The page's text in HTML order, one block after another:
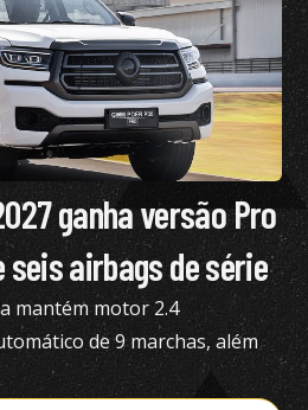
ganha versão Pro
seis airbags de série
mantém motor 2.4
de 9 marchas, além